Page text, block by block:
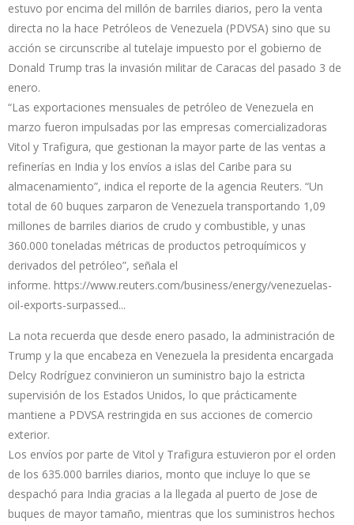
estuvo por encima del millón de barriles diarios, pero la venta
directa no la hace Petróleos de Venezuela (PDVSA) sino que su
acción se circunscribe al tutelaje impuesto por el gobierno de
Donald Trump tras la invasión militar de Caracas del pasado 3 de
enero.
“Las exportaciones mensuales de petróleo de Venezuela en
marzo fueron impulsadas por las empresas comercializadoras
Vitol y Trafigura, que gestionan la mayor parte de las ventas a
refinerías en India y los envíos a islas del Caribe para su
almacenamiento”, indica el reporte de la agencia Reuters. “Un
total de 60 buques zarparon de Venezuela transportando 1,09
millones de barriles diarios de crudo y combustible, y unas
360.000 toneladas métricas de productos petroquímicos y
derivados del petróleo”, señala el
informe. https://www.reuters.com/business/energy/venezuelas-
oil-exports-surpassed...
La nota recuerda que desde enero pasado, la administración de
Trump y la que encabeza en Venezuela la presidenta encargada
Delcy Rodríguez convinieron un suministro bajo la estricta
supervisión de los Estados Unidos, lo que prácticamente
mantiene a PDVSA restringida en sus acciones de comercio
exterior.
Los envíos por parte de Vitol y Trafigura estuvieron por el orden
de los 635.000 barriles diarios, monto que incluye lo que se
despachó para India gracias a la llegada al puerto de Jose de
buques de mayor tamaño, mientras que los suministros hechos